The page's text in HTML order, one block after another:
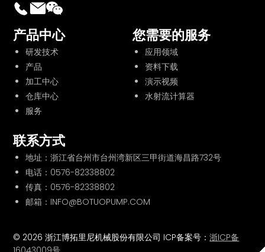
产品中心
研发技术
产品
加工中心
仓库中心
服务
您需要的服务
应用领域
资料下载
演示视频
水射流计算器
联系方式
地址：浙江省台州市台州湾新区三甲街道海昌路732号
电话： 0576-82338802
传真：0576-82338802
邮箱：INFO@BOTUOPUMP.COM
© 2026 浙江博拓里尼机械股份有限公司 ICP备案号：浙ICP备